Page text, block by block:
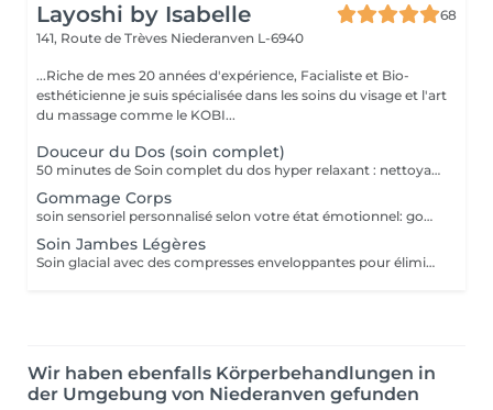
Layoshi by Isabelle
68
141, Route de Trèves Niederanven L-6940
...Riche de mes 20 années d'expérience, Facialiste et Bio-
esthéticienne je suis spécialisée dans les soins du visage et l'art
du massage comme le KOBI...
Douceur du Dos (soin complet)
50 minutes de Soin complet du dos hyper relaxant : nettoyage profond + gommage + massage + enveloppement + crème hydratante. Détente garantie
Gommage Corps
soin sensoriel personnalisé selon votre état émotionnel: gommage complet du corps au sel rose de l'Himalaya pour une peau douce et satinée + douche
Soin Jambes Légères
Soin glacial avec des compresses enveloppantes pour éliminer la sensation de jambes lourdes + massage drainant pour relancer la circulation dans le soin premium
Wir haben ebenfalls Körperbehandlungen in
der Umgebung von Niederanven gefunden